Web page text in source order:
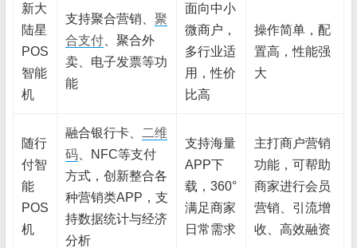
新大
陆星
POS
智能
机
支持聚合营销、 聚
合支付 、聚合外
卖、电子发票等功
能
面向中小
微商户，
多行业适
用，性价
比高
操作简单，配
置高，性能强
大
随行
付智
能
POS
机
融合银行卡、
二维
码 、NFC等支付
方式，创新整合各
种营销类APP，支
持数据统计与经济
分析
支持海量
APP下
载，360°
满足商家
日常需求
主打商户营销
功能，可帮助
商家进行会员
营销、引流增
收、高效融资